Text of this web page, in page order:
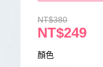
NT$380
NT$249
顏色